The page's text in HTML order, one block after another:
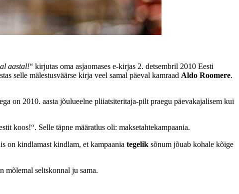
aastal!“ kirjutas oma asjaomases e-kirjas 2. detsembril 2010 Eesti
selle mälestusväärse kirja veel samal päeval kamraad Aldo Roomere.
on 2010. aasta jõulueelne pliiatsiteritaja-pilt praegu päevakajalisem kui
koos!“. Selle täpne määratlus oli: maksetahtekampaania.
on kindlamast kindlam, et kampaania tegelik sõnum jõuab kohale kõige
mõlemal seltskonnal ju sama.